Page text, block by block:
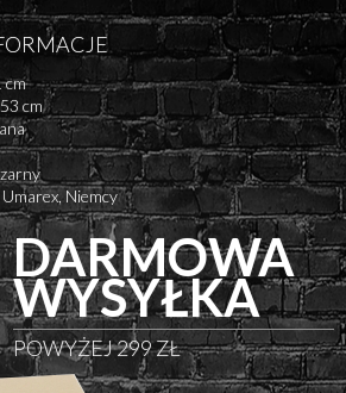
cm
cm
Niemcy
DARMOWA
WYSYŁKA
POWYŻEJ 299 ZŁ